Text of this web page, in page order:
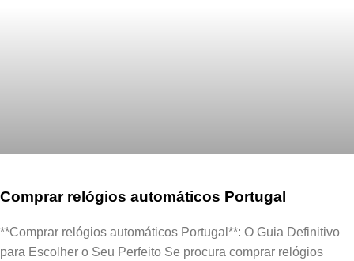
Comprar relógios automáticos Portugal
**Comprar relógios automáticos Portugal**: O Guia Definitivo
para Escolher o Seu Perfeito Se procura comprar relógios